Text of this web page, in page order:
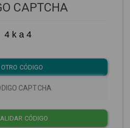
CAPTCHA
4 k a 4
CÓDIGO
CÓDIGO